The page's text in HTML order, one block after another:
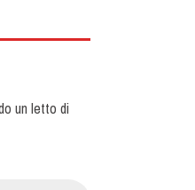
un letto di